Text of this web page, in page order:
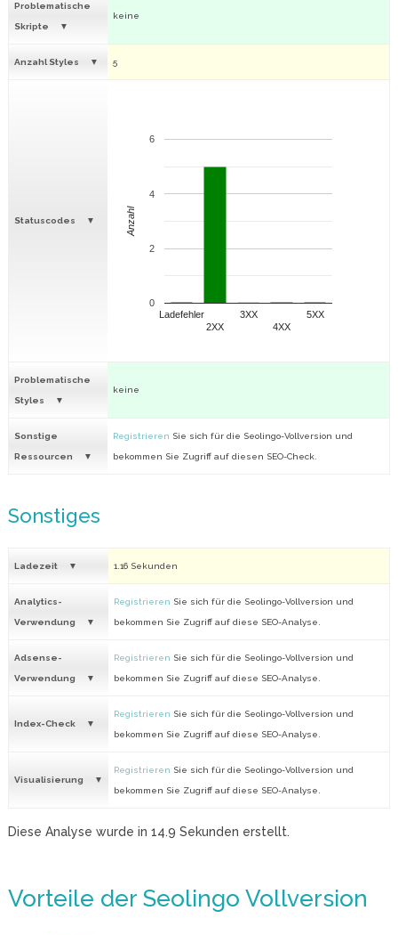
Problematische
Skripte
keine
Anzahl Styles 5
Statuscodes
Ladefehler
2XX
3XX
4XX
5XX
0
2
4
6
Anzahl
Problematische
Styles
keine
Sonstige
Ressourcen
Registrieren Sie sich für die Seolingo-Vollversion und
bekommen Sie Zugriff auf diesen SEO-Check.
Sonstiges
Ladezeit 1.16 Sekunden
Analytics-
Verwendung
Registrieren Sie sich für die Seolingo-Vollversion und
bekommen Sie Zugriff auf diese SEO-Analyse.
Adsense-
Verwendung
Registrieren Sie sich für die Seolingo-Vollversion und
bekommen Sie Zugriff auf diese SEO-Analyse.
Index-Check
Registrieren Sie sich für die Seolingo-Vollversion und
bekommen Sie Zugriff auf diese SEO-Analyse.
Visualisierung
Registrieren Sie sich für die Seolingo-Vollversion und
bekommen Sie Zugriff auf diese SEO-Analyse.
Diese Analyse wurde in 14.9 Sekunden erstellt.
Vorteile der Seolingo Vollversion